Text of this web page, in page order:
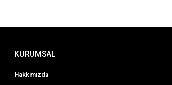
KURUMSAL
Hakkımızda